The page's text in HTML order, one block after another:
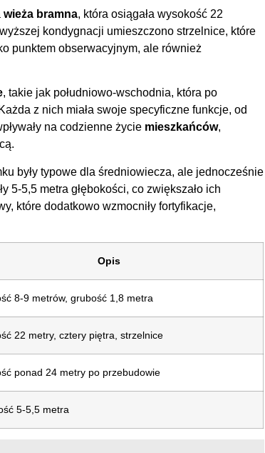
wieża bramna, która osiągała wysokość 22
kondygnacji umieszczono strzelnice, które
punktem obserwacyjnym, ale również
, takie jak południowo-wschodnia, która po
z nich miała swoje specyficzne funkcje, od
na codzienne życie mieszkańców,
były typowe dla średniowiecza, ale jednocześnie
5-5,5 metra głębokości, co zwiększało ich
które dodatkowo wzmocniły fortyfikacje,
Opis
8-9 metrów, grubość 1,8 metra
22 metry, cztery piętra, strzelnice
ponad 24 metry po przebudowie
5-5,5 metra